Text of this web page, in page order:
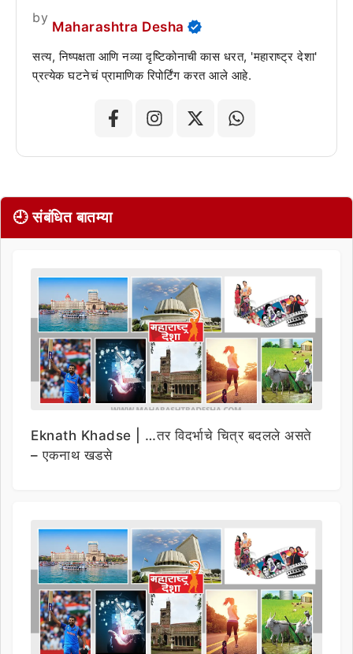
by
Maharashtra Desha
सत्य, निष्पक्षता आणि नव्या दृष्टिकोनाची कास धरत, 'महाराष्ट्र देशा'
प्रत्येक घटनेचं प्रामाणिक रिपोर्टिंग करत आले आहे.
🕘 संबंधित बातम्या
Eknath Khadse | …तर विदर्भाचे चित्र बदलले असते
– एकनाथ खडसे